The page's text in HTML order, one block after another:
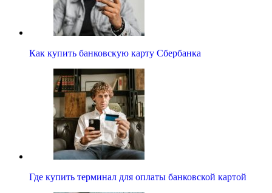
Как купить банковскую карту Сбербанка
Где купить терминал для оплаты банковской картой